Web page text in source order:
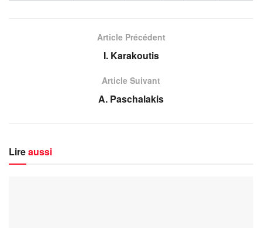
Article Précédent
I. Karakoutis
Article Suivant
A. Paschalakis
Lireaussi